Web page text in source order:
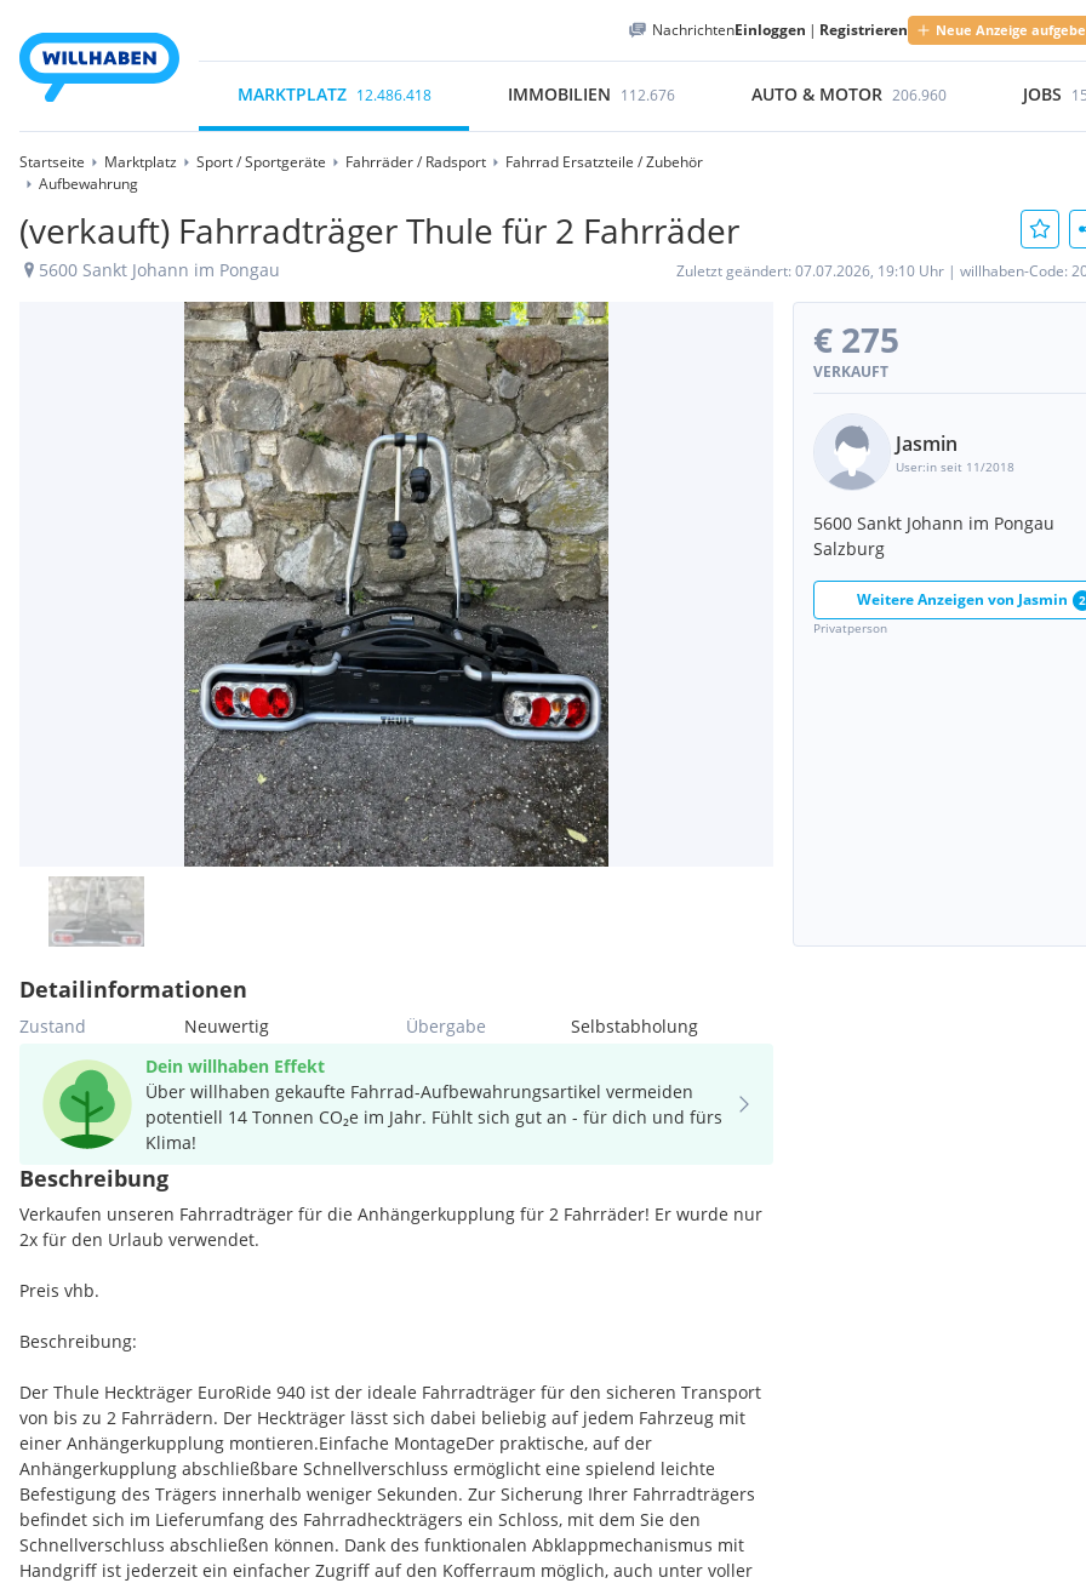
NachrichtenEinloggen | Registrieren Neue Anzeige
MARKTPLATZ 12.486.418 IMMOBILIEN 112.676 AUTO & MOTOR 206.960 JOBS
Startseite Marktplatz Sport / Sportgeräte Fahrräder / Radsport
Fahrrad Ersatzteile / Zubehör
Aufbewahrung
(verkauft) Fahrradträger Thule für 2 Fahrräder
5600 Sankt Johann im Pongau Zuletzt geändert: 07.07.2026, 19:10 Uhr | willhaben-Code:
€ 275
VERKAUFT
Jasmin
User:in seit 11/2018
5600 Sankt Johann im Pongau
Salzburg
Weitere Anzeigen von Jasmin
2
Privatperson
Detailinformationen
Zustand Neuwertig Übergabe
Selbstabholung
Dein willhaben Effekt
Über willhaben gekaufte Fahrrad-Aufbewahrungsartikel vermeiden
potentiell 14 Tonnen CO₂e im Jahr. Fühlt sich gut an - für dich und fürs
Klima!
Beschreibung
Verkaufen unseren Fahrradträger für die Anhängerkupplung für 2 Fahrräder! Er wurde nur
2x für den Urlaub verwendet.
Preis vhb.
Beschreibung:
Der Thule Heckträger EuroRide 940 ist der ideale Fahrradträger für den sicheren Transport
von bis zu 2 Fahrrädern. Der Heckträger lässt sich dabei beliebig auf jedem Fahrzeug mit
einer Anhängerkupplung montieren.Einfache MontageDer praktische, auf der
Anhängerkupplung abschließbare Schnellverschluss ermöglicht eine spielend leichte
Befestigung des Trägers innerhalb weniger Sekunden. Zur Sicherung Ihrer Fahrradträgers
befindet sich im Lieferumfang des Fahrradheckträgers ein Schloss, mit dem Sie den
Schnellverschluss abschließen können. Dank des funktionalen Abklappmechanismus mit
Handgriff ist jederzeit ein einfacher Zugriff auf den Kofferraum möglich, auch unter voller